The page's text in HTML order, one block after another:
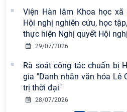
Viện Hàn lâm Khoa học
Hội nghị nghiên cứu, học
thực hiện Nghị quyết Hội
29/07/2026
Rà soát công tác chuẩn bị
gia "Danh nhân văn hóa Lê
trị thời đại"
28/07/2026